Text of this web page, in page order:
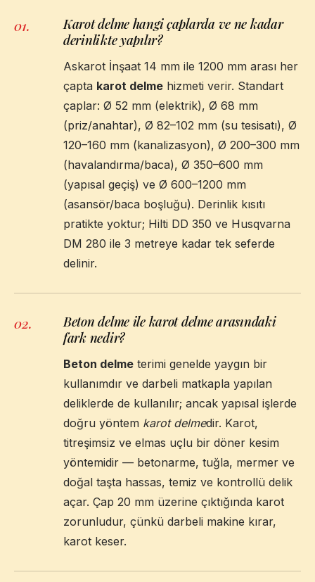
01.
Karot delme hangi çaplarda ve ne kadar
derinlikte yapılır?
Askarot İnşaat 14 mm ile 1200 mm arası her
çapta karot delme hizmeti verir. Standart
çaplar: Ø 52 mm (elektrik), Ø 68 mm
(priz/anahtar), Ø 82–102 mm (su tesisatı), Ø
120–160 mm (kanalizasyon), Ø 200–300 mm
(havalandırma/baca), Ø 350–600 mm
(yapısal geçiş) ve Ø 600–1200 mm
(asansör/baca boşluğu). Derinlik kısıtı
pratikte yoktur; Hilti DD 350 ve Husqvarna
DM 280 ile 3 metreye kadar tek seferde
delinir.
02.
Beton delme ile karot delme arasındaki
fark nedir?
Beton delme terimi genelde yaygın bir
kullanımdır ve darbeli matkapla yapılan
deliklerde de kullanılır; ancak yapısal işlerde
doğru yöntem karot delmedir. Karot,
titreşimsiz ve elmas uçlu bir döner kesim
yöntemidir — betonarme, tuğla, mermer ve
doğal taşta hassas, temiz ve kontrollü delik
açar. Çap 20 mm üzerine çıktığında karot
zorunludur, çünkü darbeli makine kırar,
karot keser.